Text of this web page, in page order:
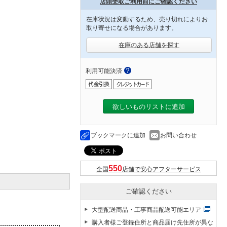
店頭受取ご利用前にご確認ください
在庫状況は変動するため、売り切れによりお
取り寄せになる場合があります。
在庫のある店舗を探す
利用可能決済
欲しいものリストに追加
ブックマークに追加 お問い合わせ
全国 店舗で安心アフターサービス
ご確認ください
大型配送商品・工事商品配送可能エリア
購入者様ご登録住所と商品届け先住所が異な